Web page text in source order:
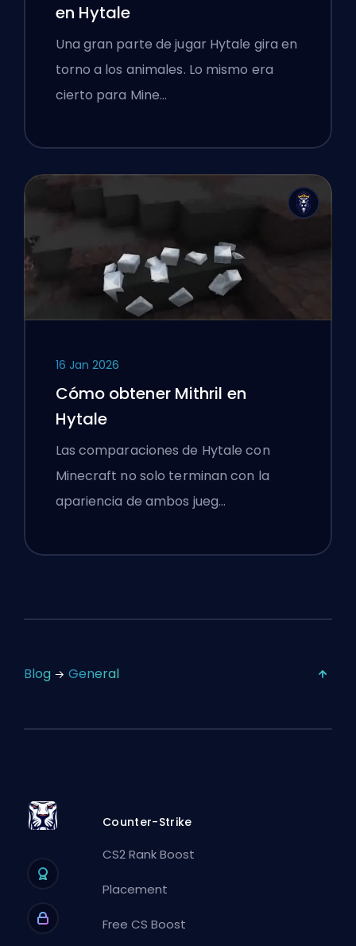
en Hytale
Una gran parte de jugar Hytale gira en
torno a los animales. Lo mismo era
cierto para Mine…
16 Jan 2026
Cómo obtener Mithril en
Hytale
Las comparaciones de Hytale con
Minecraft no solo terminan con la
apariencia de ambos jueg…
Blog General
Counter-Strike
CS2 Rank Boost
Placement
Free CS Boost